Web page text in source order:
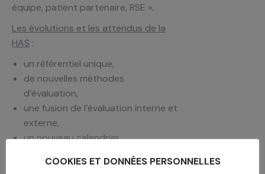
équipe, patient partenaire, RSE ».
Les évolutions et les attendus de la
HAS :
un référentiel unique,
de nouvelles méthodes
d’évaluation,
une fusion de l’évaluation interne et
externe,
un nouveau calendrier,
évaluateurs : qui, quoi, quand,
COOKIES ET DONNÉES PERSONNELLES